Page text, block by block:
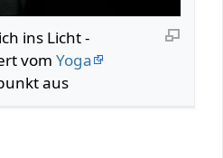
ins Licht -
vomYoga
aus